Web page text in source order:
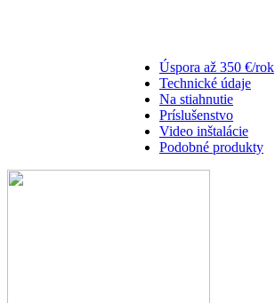
Úspora až 350 €/rok
Technické údaje
Na stiahnutie
Príslušenstvo
Video inštalácie
Podobné produkty